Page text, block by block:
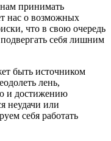
принимать
нас о возможных
что в свою очередь
себя лишним
быть источником
лень,
и достижению
неудачи или
себя работать